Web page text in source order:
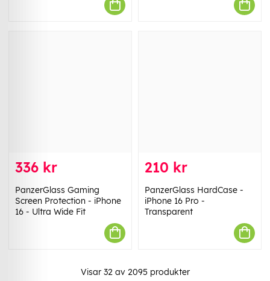
336 kr
PanzerGlass Gaming
Screen Protection - iPhone
16 - Ultra Wide Fit
210 kr
PanzerGlass HardCase -
iPhone 16 Pro -
Transparent
Visar 32av 2095 produkter